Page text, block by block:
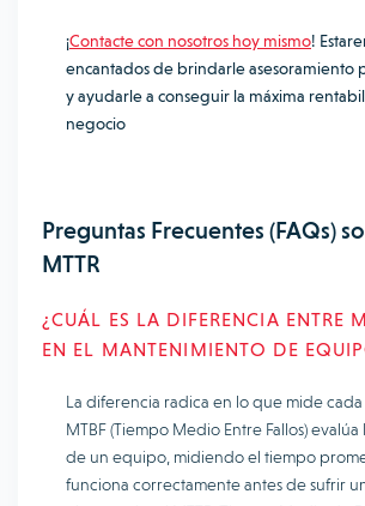
¡Contacte con nosotros hoy mismo!
encantados de brindarle asesoramiento
y ayudarle a conseguir la máxima
negocio
Preguntas Frecuentes (FAQs)
MTTR
¿CUÁL ES LA DIFERENCIA ENTRE
EN EL MANTENIMIENTO DE
La diferencia radica en lo que mide
MTBF (Tiempo Medio Entre Fallos)
de un equipo, midiendo el tiempo
funciona correctamente antes de sufrir